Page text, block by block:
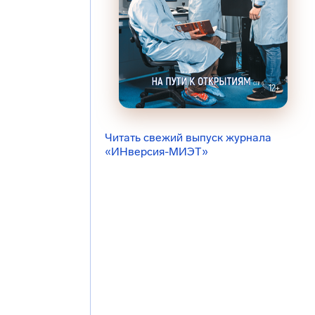
Читать свежий выпуск журнала
«ИНверсия-МИЭТ»